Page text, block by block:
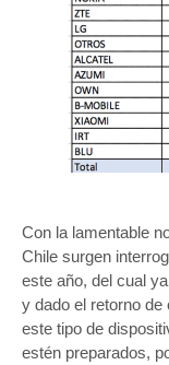
Con la lamentable
Chile surgen
este año, del cual
y dado el retorno
este tipo de
estén preparados,